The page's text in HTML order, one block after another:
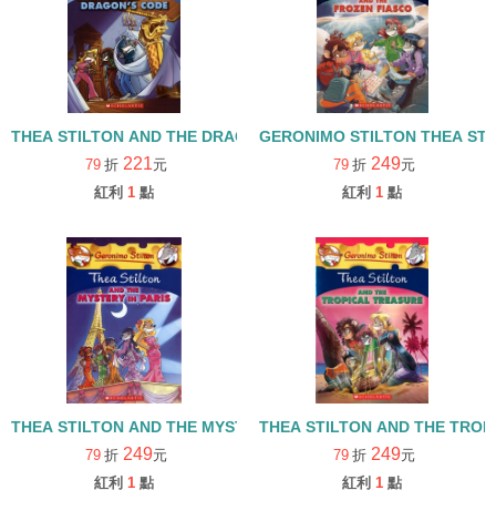
THEA STILTON AND THE DRAGON'S CODE#1
79 折 221元
紅利 1 點
GERONIMO STILTON THEA
79 折 249元
紅利 1 點
THEA STILTON AND THE MYSTERY IN PARIS#5
79 折 249元
紅利 1 點
THEA STILTON AND THE
79 折 249元
紅利 1 點